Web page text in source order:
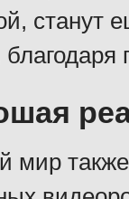
станут
мир